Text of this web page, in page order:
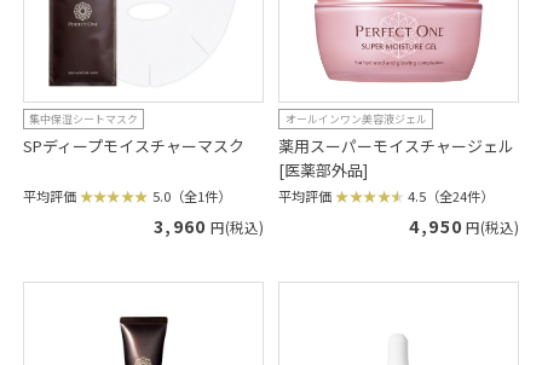
集中保湿シートマスク
SPディープモイスチャーマスク
平均評価 5.0（全1件）
3,960 円(税込)
オールインワン美容液ジェル
薬用スーパーモイスチャージェル
[医薬部外品]
平均評価 4.5（全24件）
4,950 円(税込)